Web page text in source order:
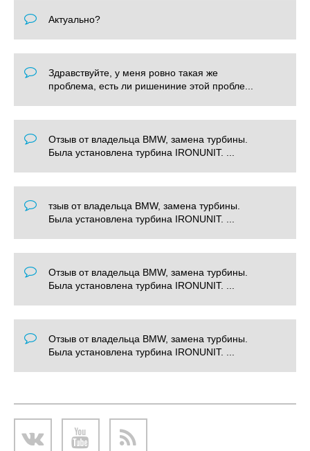
Актуально?
Здравствуйте, у меня ровно такая же
проблема, есть ли ришениние этой пробле...
Отзыв от владельца BMW, замена турбины.
Была установлена турбина IRONUNIT. ...
тзыв от владельца BMW, замена турбины.
Была установлена турбина IRONUNIT. ...
Отзыв от владельца BMW, замена турбины.
Была установлена турбина IRONUNIT. ...
Отзыв от владельца BMW, замена турбины.
Была установлена турбина IRONUNIT. ...